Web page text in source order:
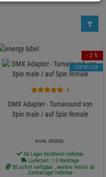
4
DMX Adapter - Turnaround von
3pin male / auf 5pin female
Art-Nr. 393006
Ab Lager Aschheim lieferbar
Lieferzeit: 1-3 Werktage
85 sofort verfügbar , weitere Artikel ab
Zentrallager lieferbar
- 3 %
TOPSELLER